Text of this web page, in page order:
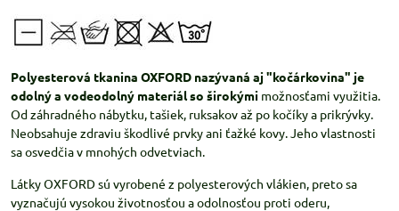
Polyesterová tkanina OXFORD nazývaná aj "kočárkovina" je
odolný a vodeodolný materiál so širokými možnosťami využitia.
Od záhradného nábytku, tašiek, ruksakov až po kočíky a prikrývky.
Neobsahuje zdraviu škodlivé prvky ani ťažké kovy. Jeho vlastnosti
sa osvedčia v mnohých odvetviach.
Látky OXFORD sú vyrobené z polyesterových vlákien, preto sa
vyznačujú vysokou životnosťou a odolnosťou proti oderu,